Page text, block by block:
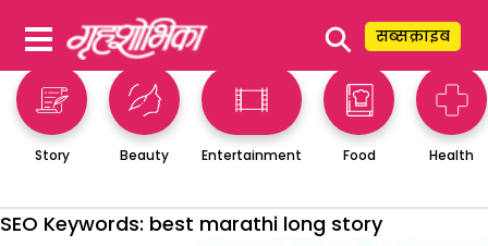
⚲ सब्सक्राइब
Story Beauty Entertainment Food Health
SEO Keywords: best marathi long story